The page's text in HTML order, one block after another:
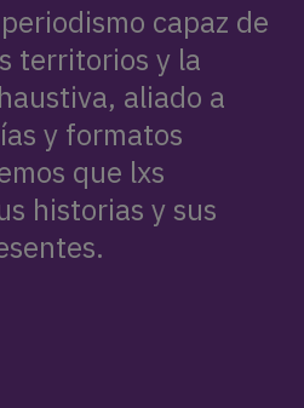
capaz de
territorios y la
aliado a
y formatos
que lxs
historias y sus